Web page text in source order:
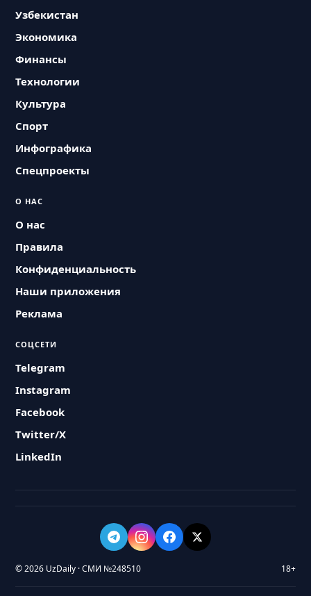
Узбекистан
Экономика
Финансы
Технологии
Культура
Спорт
Инфографика
Спецпроекты
О НАС
О нас
Правила
Конфиденциальность
Наши приложения
Реклама
СОЦСЕТИ
Telegram
Instagram
Facebook
Twitter/X
LinkedIn
© 2026 UzDaily · СМИ №248510 18+